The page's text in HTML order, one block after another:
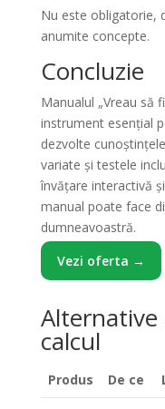
Nu este obligatorie,
anumite concepte.
Concluzie
Manualul „Vreau să
instrument esențial
dezvolte
variate și testele
învățare interactivă
manual poate face
dumneavoastră.
Vezi oferta →
Alternative
calcul
Produs De ce